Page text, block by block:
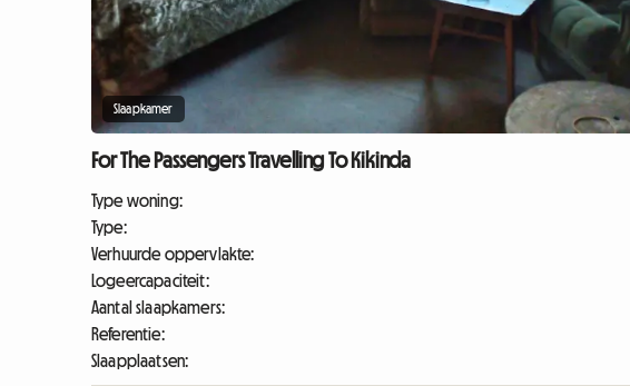
Slaapkamer
For The Passengers Travelling To Kikinda
Type woning:
Type:
Verhuurde oppervlakte:
Logeercapaciteit:
Aantal slaapkamers:
Referentie:
Slaapplaatsen: